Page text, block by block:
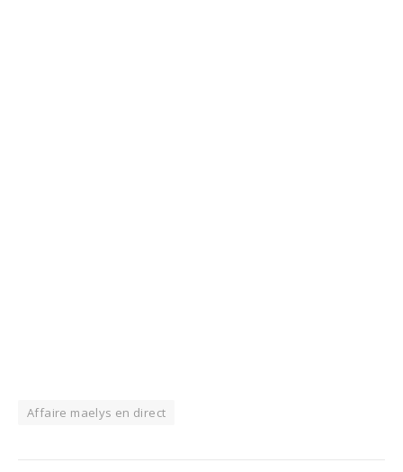
Affaire maelys en direct